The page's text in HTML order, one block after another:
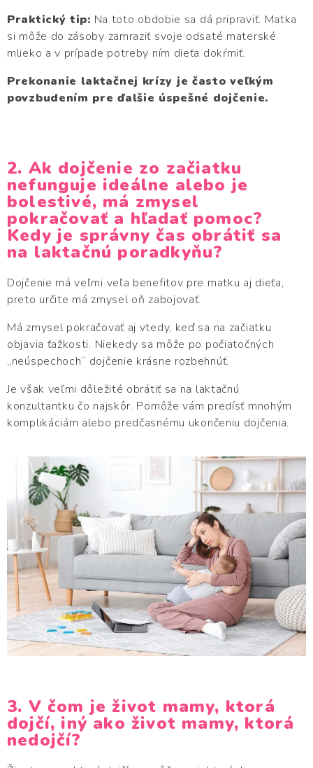
Praktický tip: Na toto obdobie sa dá pripraviť. Matka
si môže do zásoby zamraziť svoje odsaté materské
mlieko a v prípade potreby ním dieťa dokŕmiť.
Prekonanie laktačnej krízy je často veľkým
povzbudením pre ďalšie úspešné dojčenie.
2. Ak dojčenie zo začiatku
nefunguje ideálne alebo je
bolestivé, má zmysel
pokračovať a hľadať pomoc?
Kedy je správny čas obrátiť sa
na laktačnú poradkyňu?
Dojčenie má veľmi veľa benefitov pre matku aj dieťa,
preto určite má zmysel oň zabojovať.
Má zmysel pokračovať aj vtedy, keď sa na začiatku
objavia ťažkosti. Niekedy sa môže po počiatočných
„neúspechoch“ dojčenie krásne rozbehnúť.
Je však veľmi dôležité obrátiť sa na laktačnú
konzultantku čo najskôr. Pomôže vám predísť mnohým
komplikáciám alebo predčasnému ukončeniu dojčenia.
3. V čom je život mamy, ktorá
dojčí, iný ako život mamy, ktorá
nedojčí?